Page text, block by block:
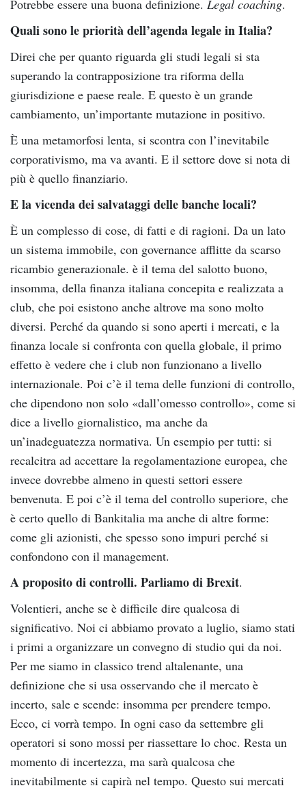
Potrebbe essere una buona definizione. Legal coaching.
Quali sono le priorità dell’agenda legale in Italia?
Direi che per quanto riguarda gli studi legali si sta
superando la contrapposizione tra riforma della
giurisdizione e paese reale. E questo è un grande
cambiamento, un’importante mutazione in positivo.
È una metamorfosi lenta, si scontra con l’inevitabile
corporativismo, ma va avanti. E il settore dove si nota di
più è quello finanziario.
E la vicenda dei salvataggi delle banche locali?
È un complesso di cose, di fatti e di ragioni. Da un lato
un sistema immobile, con governance afflitte da scarso
ricambio generazionale. è il tema del salotto buono,
insomma, della finanza italiana concepita e realizzata a
club, che poi esistono anche altrove ma sono molto
diversi. Perché da quando si sono aperti i mercati, e la
finanza locale si confronta con quella globale, il primo
effetto è vedere che i club non funzionano a livello
internazionale. Poi c’è il tema delle funzioni di controllo,
che dipendono non solo «dall’omesso controllo», come si
dice a livello giornalistico, ma anche da
un’inadeguatezza normativa. Un esempio per tutti: si
recalcitra ad accettare la regolamentazione europea, che
invece dovrebbe almeno in questi settori essere
benvenuta. E poi c’è il tema del controllo superiore, che
è certo quello di Bankitalia ma anche di altre forme:
come gli azionisti, che spesso sono impuri perché si
confondono con il management.
A proposito di controlli. Parliamo di Brexit.
Volentieri, anche se è difficile dire qualcosa di
significativo. Noi ci abbiamo provato a luglio, siamo stati
i primi a organizzare un convegno di studio qui da noi.
Per me siamo in classico trend altalenante, una
definizione che si usa osservando che il mercato è
incerto, sale e scende: insomma per prendere tempo.
Ecco, ci vorrà tempo. In ogni caso da settembre gli
operatori si sono mossi per riassettare lo choc. Resta un
momento di incertezza, ma sarà qualcosa che
inevitabilmente si capirà nel tempo. Questo sui mercati